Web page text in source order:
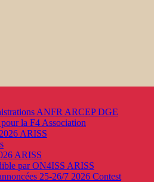
ANFR ARCEP DGE
la F4 Association
ARISS
ARISS
par ON4ISS ARISS
25-26/7 2026 Contest